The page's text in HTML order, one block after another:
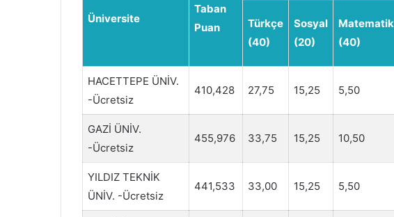
Üniversite
Taban
Puan
Türkçe
(40)
Sosyal
(20)
Matematik
(40)
HACETTEPE ÜNİV.
-Ücretsiz
410,428 27,75 15,25 5,50
GAZİ ÜNİV.
-Ücretsiz
455,976 33,75 15,25 10,50
YILDIZ TEKNİK
ÜNİV. -Ücretsiz
441,533 33,00 15,25 5,50